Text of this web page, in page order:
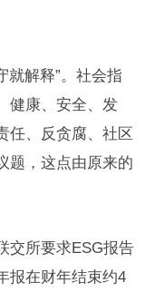
就解释”。社会指
健康、安全、发
任、反贪腐、社区
题，这点由原来的
交所要求ESG报告
报在财年结束约4